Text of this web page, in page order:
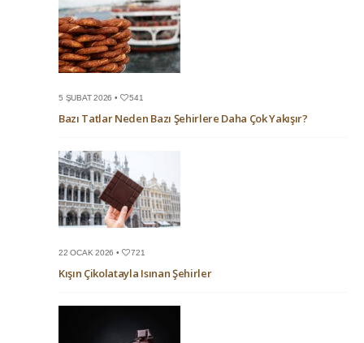
5 ŞUBAT 2026 • 541
Bazı Tatlar Neden Bazı Şehirlere Daha Çok Yakışır?
22 OCAK 2026 • 721
Kışın Çikolatayla Isınan Şehirler